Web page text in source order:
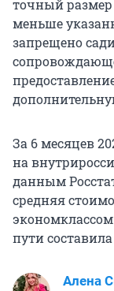
точный
меньше
запрещено
За 6 месяцев
на
данным
средняя
пути
Алена